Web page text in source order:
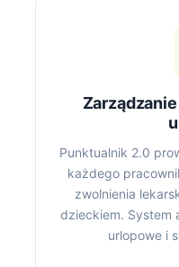
Punktualnik 2.0
każdego
zwolnienia
dzieckiem. System
urlopowe i